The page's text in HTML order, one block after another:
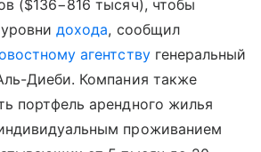
($136−816 тысяч), чтобы
уровнидохода, сообщил
агентствугенеральный
Диеби. Компания также
портфель арендного жилья
проживанием